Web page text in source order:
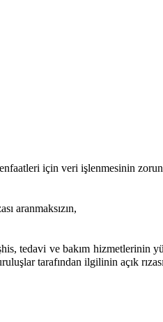
için veri işlenmesinin
aranmaksızın,
tedavi ve bakım hizmetlerinin
tarafından ilgilinin açık rızası